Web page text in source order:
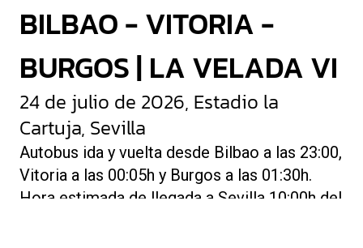
BILBAO - VITORIA -
BURGOS | LA VELADA VI
24 de julio de 2026, Estadio la
Cartuja, Sevilla
Autobus ida y vuelta desde Bilbao a las 23:00,
Vitoria a las 00:05h y Burgos a las 01:30h.
Hora estimada de llegada a Sevilla 10:00h del